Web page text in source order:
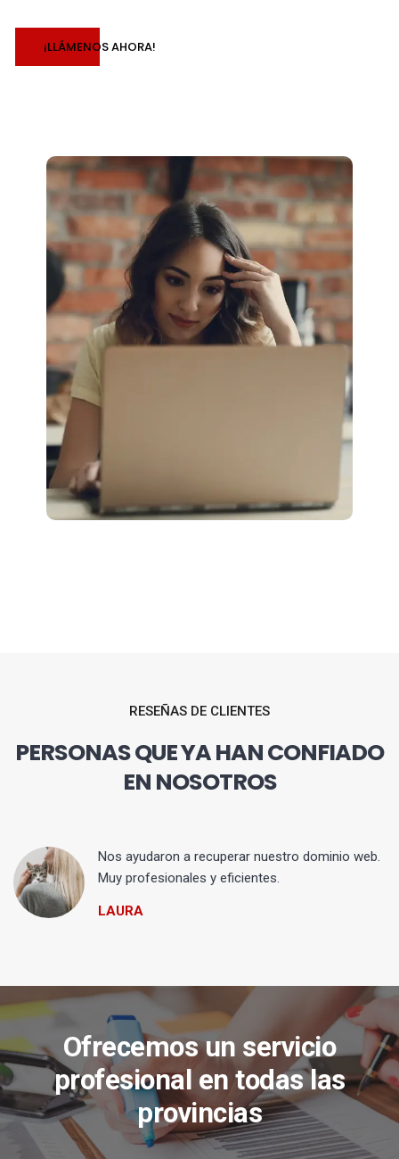
¡LLÁMENOS AHORA!
RESEÑAS DE CLIENTES
PERSONAS QUE YA HAN CONFIADO
EN NOSOTROS
Nos ayudaron a recuperar nuestro dominio web.
Muy profesionales y eficientes.
LAURA
Ofrecemos un servicio
profesional en todas las
provincias